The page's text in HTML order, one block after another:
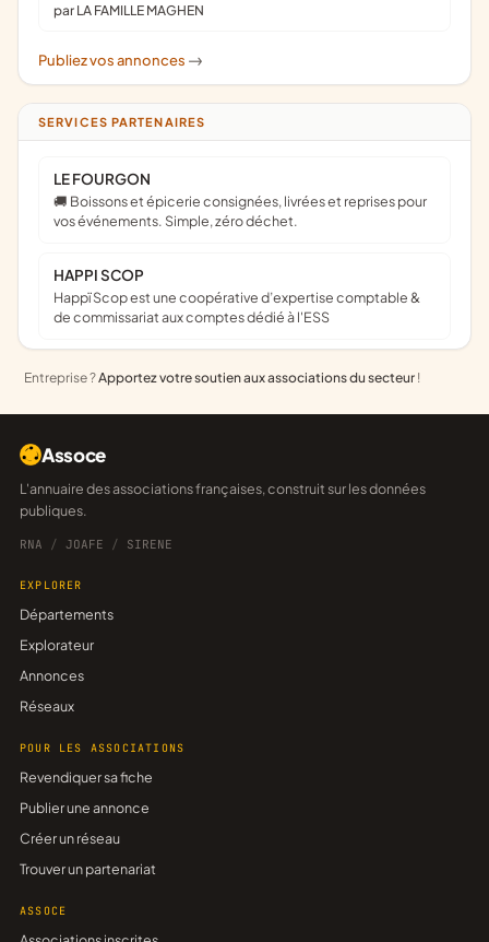
par LA FAMILLE MAGHEN
Publiez vos annonces ->
SERVICES PARTENAIRES
LE FOURGON
🚚 Boissons et épicerie consignées, livrées et reprises pour
vos événements. Simple, zéro déchet.
HAPPI SCOP
Happï Scop est une coopérative d’expertise comptable &
de commissariat aux comptes dédié à l'ESS
Entreprise ?Apportez votre soutien aux associations du secteur !
Assoce
L'annuaire des associations françaises, construit sur les données
publiques.
RNA / JOAFE / SIRENE
EXPLORER
Départements
Explorateur
Annonces
Réseaux
POUR LES ASSOCIATIONS
Revendiquer sa fiche
Publier une annonce
Créer un réseau
Trouver un partenariat
ASSOCE